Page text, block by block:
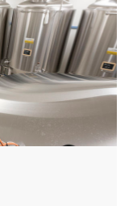
our
of our beers